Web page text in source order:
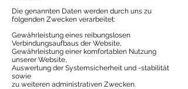
Die genannten Daten werden durch uns zu
folgenden Zwecken verarbeitet:
Gewährleistung eines reibungslosen
Verbindungsaufbaus der Website,
Gewährleistung einer komfortablen Nutzung
unserer Website,
Auswertung der Systemsicherheit und -stabilität
sowie
zu weiteren administrativen Zwecken.